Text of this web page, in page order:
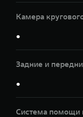
Камера
●
Задние и
●
Система помощи